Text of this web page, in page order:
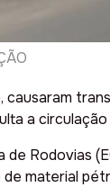
a
Rodovias
material